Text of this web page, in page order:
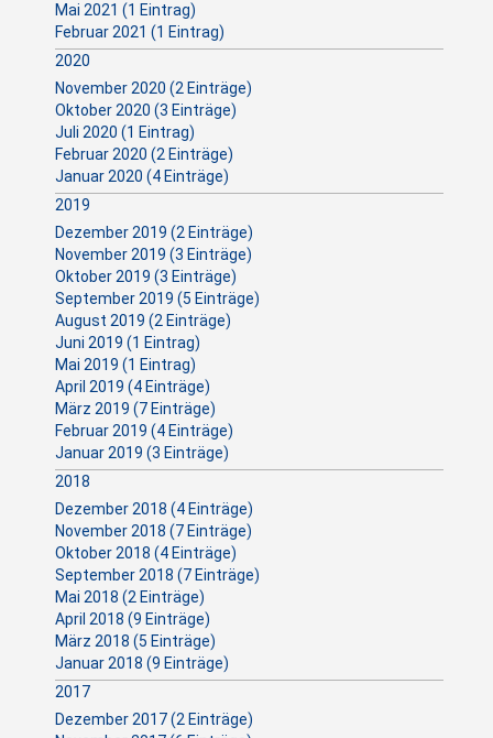
Mai 2021 (1 Eintrag)
Februar 2021 (1 Eintrag)
2020
November 2020 (2 Einträge)
Oktober 2020 (3 Einträge)
Juli 2020 (1 Eintrag)
Februar 2020 (2 Einträge)
Januar 2020 (4 Einträge)
2019
Dezember 2019 (2 Einträge)
November 2019 (3 Einträge)
Oktober 2019 (3 Einträge)
September 2019 (5 Einträge)
August 2019 (2 Einträge)
Juni 2019 (1 Eintrag)
Mai 2019 (1 Eintrag)
April 2019 (4 Einträge)
März 2019 (7 Einträge)
Februar 2019 (4 Einträge)
Januar 2019 (3 Einträge)
2018
Dezember 2018 (4 Einträge)
November 2018 (7 Einträge)
Oktober 2018 (4 Einträge)
September 2018 (7 Einträge)
Mai 2018 (2 Einträge)
April 2018 (9 Einträge)
März 2018 (5 Einträge)
Januar 2018 (9 Einträge)
2017
Dezember 2017 (2 Einträge)